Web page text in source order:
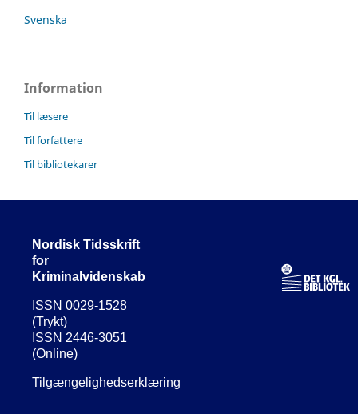
Svenska
Information
Til læsere
Til forfattere
Til bibliotekarer
Nordisk Tidsskrift
for
Kriminalvidenskab
ISSN 0029-1528
(Trykt)
ISSN 2446-3051
(Online)
Tilgængelighedserklæring